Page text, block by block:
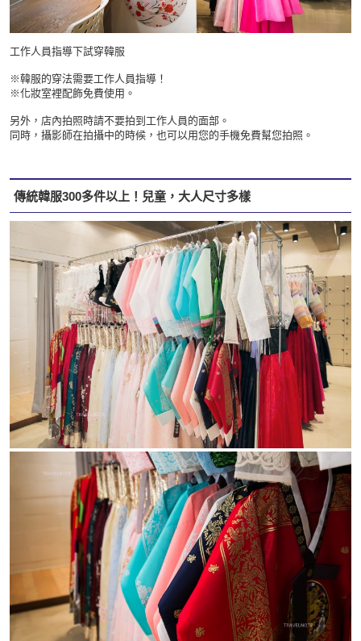
工作人員指導下試穿韓服
※韓服的穿法需要工作人員指導！
※化妝室裡配飾免費使用。
另外，店內拍照時請不要拍到工作人員的面部。
同時，攝影師在拍攝中的時候，也可以用您的手機免費幫您拍照。
傳統韓服300多件以上！兒童，大人尺寸多樣